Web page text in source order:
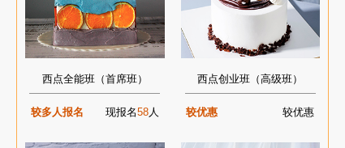
西点全能班（首席班）
较多人报名 现报名58人
西点创业班（高级班）
较优惠 较优惠